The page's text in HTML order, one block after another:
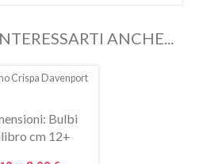
ANCHE...
Crispa Davenport
Bulbi
cm 12+